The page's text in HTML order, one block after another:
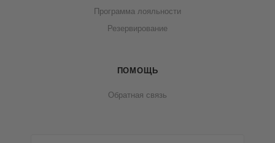
Программа лояльности
Резервирование
ПОМОЩЬ
Обратная связь